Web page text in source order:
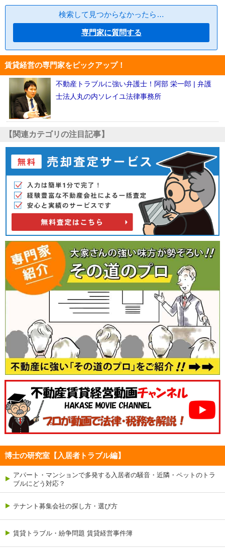
検索して見つからなかったら…
専門家に質問する
賃貸経営の専門家をピックアップ！
不動産トラブルに強い弁護士！阿部 栄一郎 | 弁護
士法人丸の内ソレイユ法律事務所
【関連カテゴリの注目記事】
博士の研究室【入居者トラブル編】
アパート・マンションで多発する入居者の騒音・近隣・ペットのトラ
ブルにどう対応？
テナント募集会社の探し方・選び方
賃貸トラブル・紛争問題 賃貸経営事件簿